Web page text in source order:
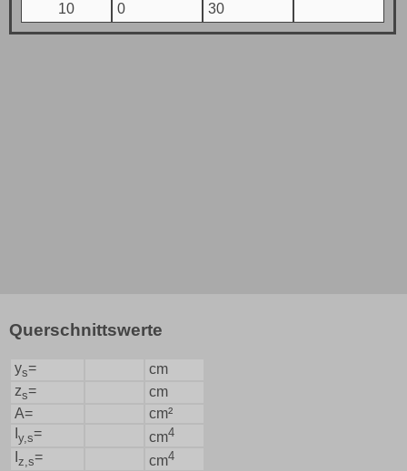
10
0 30
Querschnittswerte
ys=
cm
zs=
cm
A=
cm²
y,s= cm4
z,s= cm4